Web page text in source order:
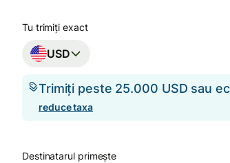
Tu trimiți exact
USD
Trimiți peste 25.000 USD sau
reduce taxa
Destinatarul primește